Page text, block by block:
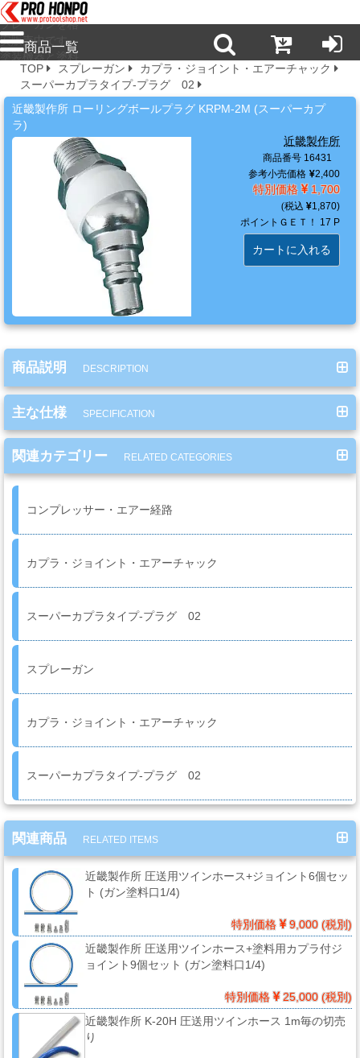
新
商
品・
溶
ミ
カ
ル
用
品
ー
リ
カ
ス
タ
系
材
マ
ク
ラ
Mack
Brush
プロ本舗ではス
プレーガンを格
安販売中です。
塗装機器と塗料
の販売は京都の
プロホンポで！
商品一覧
TOP スプレーガン
カプラ・ジョイント・エアーチャック
スーパーカプラタイプ-プラグ 02
近畿製作所 ローリングボールプラグ KRPM-2M (スーパーカプ
ラ)
近畿製作所
商品番号 16431
参考小売価格
2,400
特別価格 1,700
1,870
ポイントＧＥＴ！ 17 P
カートに入れる
商品説明 DESCRIPTION
主な仕様 SPECIFICATION
関連カテゴリー RELATED CATEGORIES
コンプレッサー・エアー経路
カプラ・ジョイント・エアーチャック
スーパーカプラタイプ-プラグ 02
スプレーガン
カプラ・ジョイント・エアーチャック
スーパーカプラタイプ-プラグ 02
関連商品 RELATED ITEMS
近畿製作所 圧送用ツインホース+ジョイント6個セッ
ト (ガン塗料口1/4)
特別価格
9,000 (税別)
近畿製作所 圧送用ツインホース+塗料用カプラ付ジ
ョイント9個セット (ガン塗料口1/4)
特別価格
25,000 (税別)
近畿製作所 K-20H 圧送用ツインホース 1m毎の切売
り